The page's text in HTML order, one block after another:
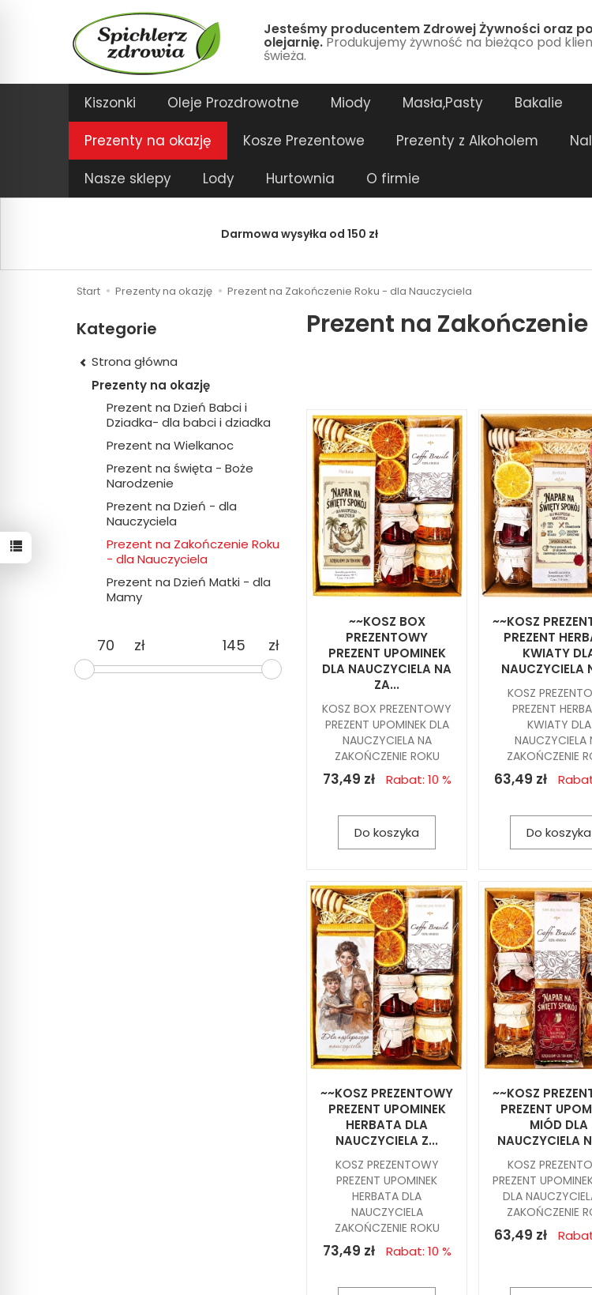
Jesteśmy producentem Zdrowej Żywności oraz
olejarnię.Produkujemy żywność na bieżąco pod
świeża.
Kiszonki Oleje Prozdrowotne Miody Masła,Pasty Bakalie
Prezenty na okazję
Kosze Prezentowe Prezenty z Alkoholem
Nasze sklepy
Lody Hurtownia O firmie
Darmowa wysyłka od 150 zł
Start Prezenty na okazję Prezent na Zakończenie Roku - dla Nauczyciela
Prezent na
~~KOSZ BOX
PREZENTOWY
PREZENT UPOMINEK
DLA NAUCZYCIELA NA
ZA...
KOSZ BOX PREZENTOWY
PREZENT UPOMINEK DLA
NAUCZYCIELA NA
ZAKOŃCZENIE ROKU
73,49 zł Rabat: 10 %
Do koszyka
~~KOSZ
PREZENT
KWIATY
NAUCZYCIELA
KOSZ
PREZENT
KWIATY DLA
NAUCZYCIELA
ZAKOŃCZENIE
63,49 zł
Do koszyka
~~KOSZ PREZENTOWY
PREZENT UPOMINEK
HERBATA DLA
NAUCZYCIELA Z...
KOSZ PREZENTOWY
PREZENT UPOMINEK
HERBATA DLA
NAUCZYCIELA
ZAKOŃCZENIE ROKU
73,49 zł Rabat: 10 %
~~KOSZ
PREZENT
MIÓD DLA
NAUCZYCIELA
KOSZ
PREZENT
DLA
ZAKOŃCZENIE
63,49 zł
Kategorie
Strona główna
Prezenty na okazję
Prezent na Dzień Babci i
Dziadka- dla babci i dziadka
Prezent na Wielkanoc
Prezent na święta - Boże
Narodzenie
Prezent na Dzień - dla
Nauczyciela
Prezent na Zakończenie Roku
- dla Nauczyciela
Prezent na Dzień Matki - dla
Mamy
zł zł